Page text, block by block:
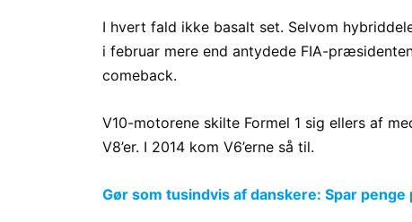
I hvert fald ikke basalt set. Selvom
i februar mere end antydede FIA-
comeback.
V10-motorene skilte Formel 1 sig ellers af
V8’er. I 2014 kom V6’erne så til.
Gør som tusindvis af danskere: Spar